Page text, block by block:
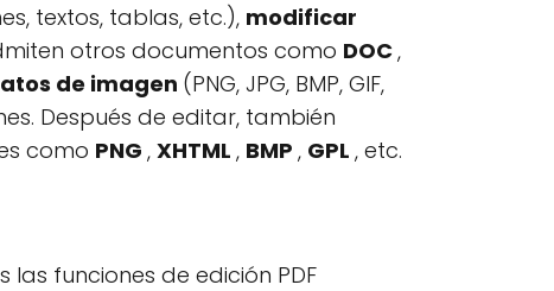
textos, tablas, etc.), modificar
otros documentos como DOC,
de imagen (PNG, JPG, BMP, GIF,
Después de editar, también
como PNG , XHTML , BMP , GPL , etc.
funciones de edición PDF